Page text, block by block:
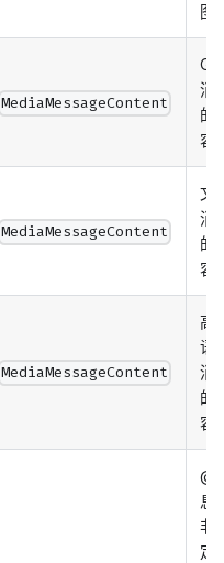
图
MediaMessageContent
GIF
消
的
容
MediaMessageContent
文
消
的
容
MediaMessageContent
高
语
消
的
容
@
息
非
定